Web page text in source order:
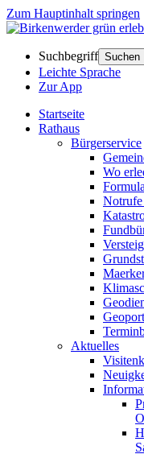
Zum Hauptinhalt springen
Suchbegriff Suchen
Leichte Sprache
Zur App
Startseite
Rathaus
Bürgerservice
Wo
Aktuelles